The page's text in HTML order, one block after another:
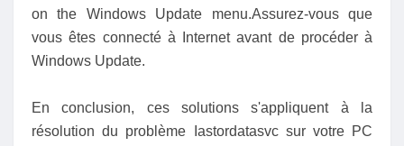
on the Windows Update menu.Assurez-vous que
vous êtes connecté à Internet avant de procéder à
Windows Update.
En conclusion, ces solutions s'appliquent à la
résolution du problème Iastordatasvc sur votre PC